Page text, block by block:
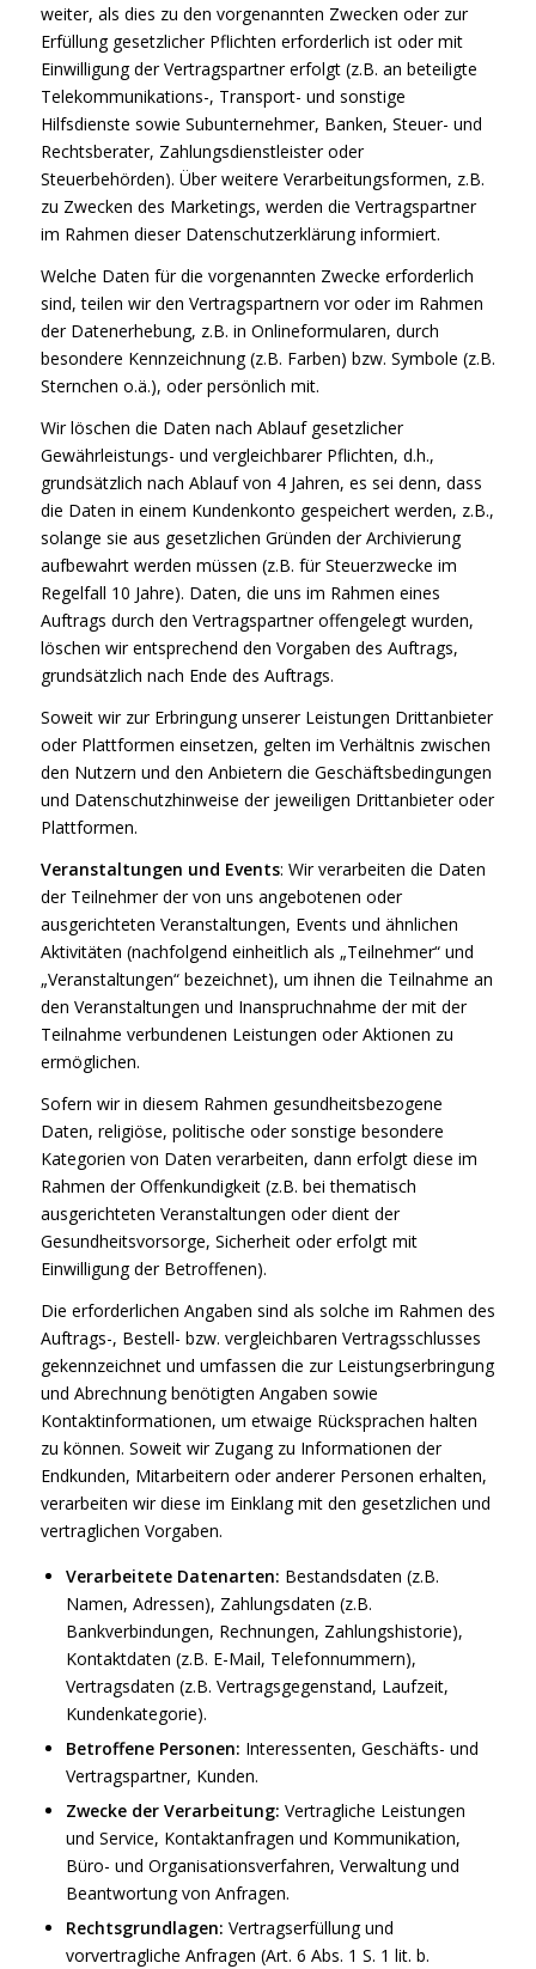
weiter, als dies zu den vorgenannten Zwecken oder zur
Erfüllung gesetzlicher Pflichten erforderlich ist oder mit
Einwilligung der Vertragspartner erfolgt (z.B. an beteiligte
Telekommunikations-, Transport- und sonstige
Hilfsdienste sowie Subunternehmer, Banken, Steuer- und
Rechtsberater, Zahlungsdienstleister oder
Steuerbehörden). Über weitere Verarbeitungsformen, z.B.
zu Zwecken des Marketings, werden die Vertragspartner
im Rahmen dieser Datenschutzerklärung informiert.
Welche Daten für die vorgenannten Zwecke erforderlich
sind, teilen wir den Vertragspartnern vor oder im Rahmen
der Datenerhebung, z.B. in Onlineformularen, durch
besondere Kennzeichnung (z.B. Farben) bzw. Symbole (z.B.
Sternchen o.ä.), oder persönlich mit.
Wir löschen die Daten nach Ablauf gesetzlicher
Gewährleistungs- und vergleichbarer Pflichten, d.h.,
grundsätzlich nach Ablauf von 4 Jahren, es sei denn, dass
die Daten in einem Kundenkonto gespeichert werden, z.B.,
solange sie aus gesetzlichen Gründen der Archivierung
aufbewahrt werden müssen (z.B. für Steuerzwecke im
Regelfall 10 Jahre). Daten, die uns im Rahmen eines
Auftrags durch den Vertragspartner offengelegt wurden,
löschen wir entsprechend den Vorgaben des Auftrags,
grundsätzlich nach Ende des Auftrags.
Soweit wir zur Erbringung unserer Leistungen Drittanbieter
oder Plattformen einsetzen, gelten im Verhältnis zwischen
den Nutzern und den Anbietern die Geschäftsbedingungen
und Datenschutzhinweise der jeweiligen Drittanbieter oder
Plattformen.
Veranstaltungen und Events: Wir verarbeiten die Daten
der Teilnehmer der von uns angebotenen oder
ausgerichteten Veranstaltungen, Events und ähnlichen
Aktivitäten (nachfolgend einheitlich als „Teilnehmer“ und
„Veranstaltungen“ bezeichnet), um ihnen die Teilnahme an
den Veranstaltungen und Inanspruchnahme der mit der
Teilnahme verbundenen Leistungen oder Aktionen zu
ermöglichen.
Sofern wir in diesem Rahmen gesundheitsbezogene
Daten, religiöse, politische oder sonstige besondere
Kategorien von Daten verarbeiten, dann erfolgt diese im
Rahmen der Offenkundigkeit (z.B. bei thematisch
ausgerichteten Veranstaltungen oder dient der
Gesundheitsvorsorge, Sicherheit oder erfolgt mit
Einwilligung der Betroffenen).
Die erforderlichen Angaben sind als solche im Rahmen des
Auftrags-, Bestell- bzw. vergleichbaren Vertragsschlusses
gekennzeichnet und umfassen die zur Leistungserbringung
und Abrechnung benötigten Angaben sowie
Kontaktinformationen, um etwaige Rücksprachen halten
zu können. Soweit wir Zugang zu Informationen der
Endkunden, Mitarbeitern oder anderer Personen erhalten,
verarbeiten wir diese im Einklang mit den gesetzlichen und
vertraglichen Vorgaben.
Verarbeitete Datenarten: Bestandsdaten (z.B.
Namen, Adressen), Zahlungsdaten (z.B.
Bankverbindungen, Rechnungen, Zahlungshistorie),
Kontaktdaten (z.B. E-Mail, Telefonnummern),
Vertragsdaten (z.B. Vertragsgegenstand, Laufzeit,
Kundenkategorie).
Betroffene Personen: Interessenten, Geschäfts- und
Vertragspartner, Kunden.
Zwecke der Verarbeitung: Vertragliche Leistungen
und Service, Kontaktanfragen und Kommunikation,
Büro- und Organisationsverfahren, Verwaltung und
Beantwortung von Anfragen.
Rechtsgrundlagen: Vertragserfüllung und
vorvertragliche Anfragen (Art. 6 Abs. 1 S. 1 lit. b.